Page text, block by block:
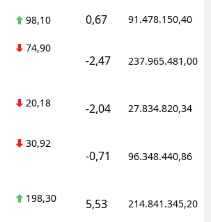
98,10 0,67 91.478.150,40
74,90
-2,47 237.965.481,00
20,18 -2,04 27.834.820,34
30,92
-0,71 96.348.440,86
198,30 5,53 214.841.345,20